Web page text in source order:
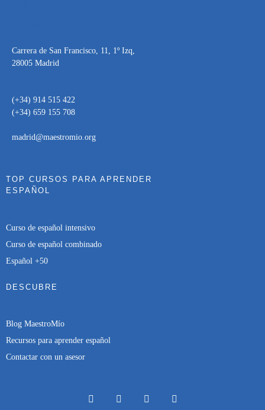
Carrera de San Francisco, 11, 1º Izq,
28005 Madrid
(+34) 914 515 422
(+34) 659 155 708
madrid@maestromio.org
TOP CURSOS PARA APRENDER
ESPAÑOL
Curso de español intensivo
Curso de español combinado
Español +50
DESCUBRE
Blog MaestroMío
Recursos para aprender español
Contactar con un asesor